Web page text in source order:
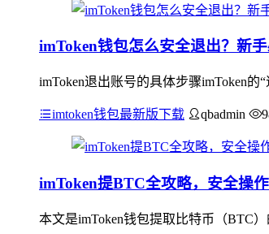
imToken钱包怎么安全退出？新
imToken退出账号的具体步骤imToken
imtoken钱包最新版下载 qbadmin
imToken提BTC全攻略，安全操
本文是imToken钱包提取比特币（BTC